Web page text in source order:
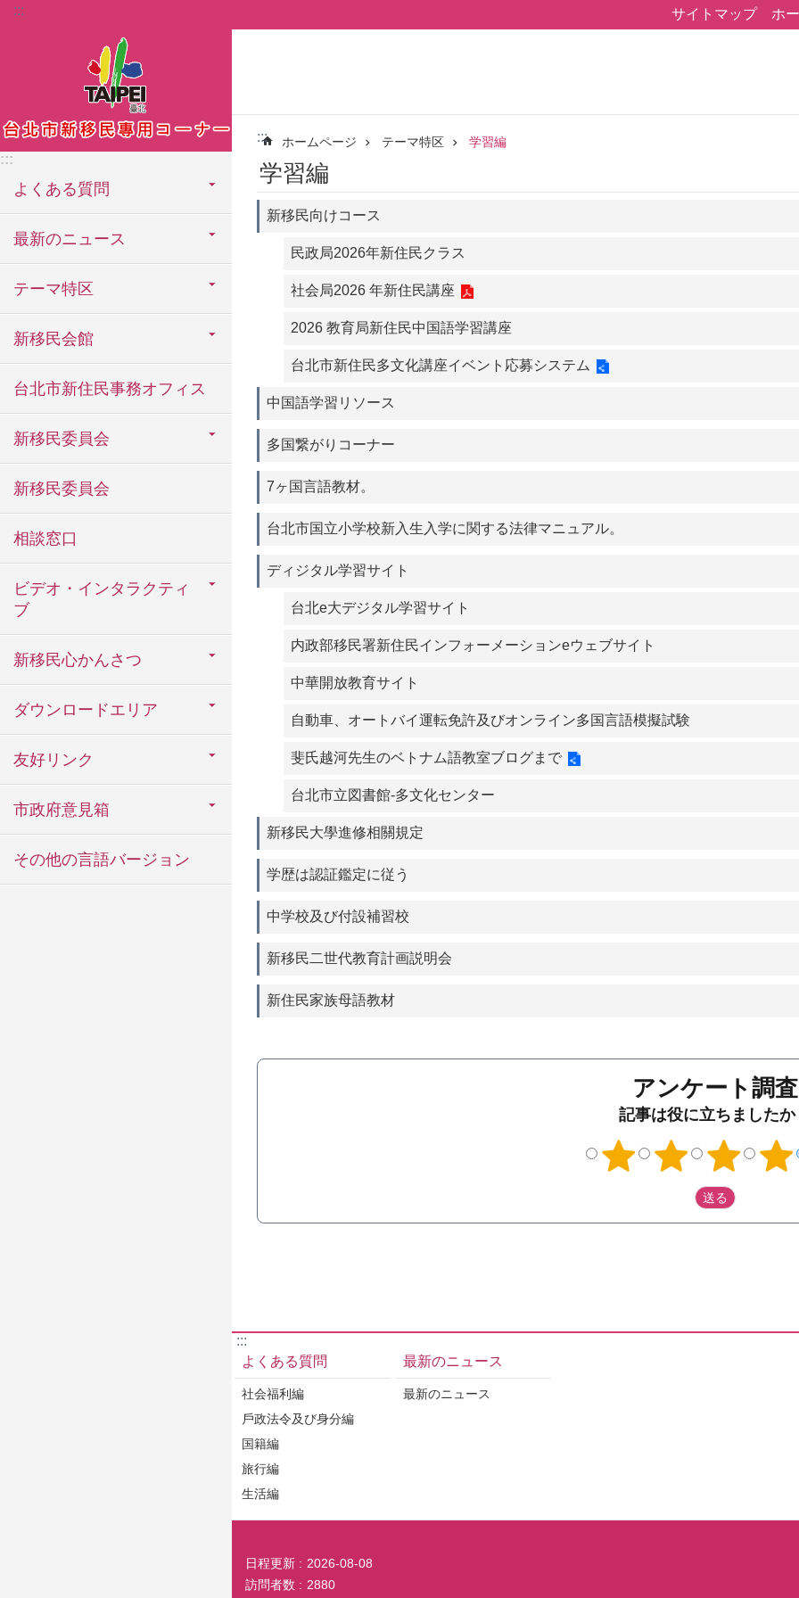
メインコンテンツブロックにスキップ
::: サイトマップ ホ
:::
よくある質問
最新のニュース
テーマ特区
新移民会館
台北市新住民事務オフィス
新移民委員会
新移民委員会
相談窓口
ビデオ・インタラクティ
ブ
新移民心かんさつ
ダウンロードエリア
友好リンク
市政府意見箱
その他の言語バージョン
::: ホームページ テーマ特区 学習編
学習編
新移民向けコース
民政局2026年新住民クラス
社会局2026 年新住民講座
2026 教育局新住民中国語学習講座
台北市新住民多文化講座イベント応募システム
中国語学習リソース
多国繋がりコーナー
7ヶ国言語教材。
台北市国立小学校新入生入学に関する法律マニュアル。
ディジタル学習サイト
台北e大デジタル学習サイト
内政部移民署新住民インフォーメーションeウェブサイト
中華開放教育サイト
自動車、オートバイ運転免許及びオンライン多国言語模擬試験
斐氏越河先生のベトナム語教室ブログまで
台北市立図書館-多文化センター
新移民大學進修相關規定
学歴は認証鑑定に従う
中学校及び付設補習校
新移民二世代教育計画説明会
新住民家族母語教材
アンケート調査
記事は役に立ちましたか
:::
よくある質問
社会福利編
戶政法令及び身分編
国籍編
旅行編
生活編
最新のニュース
最新のニュース
日程更新
2026-08-08
訪問者数
2880